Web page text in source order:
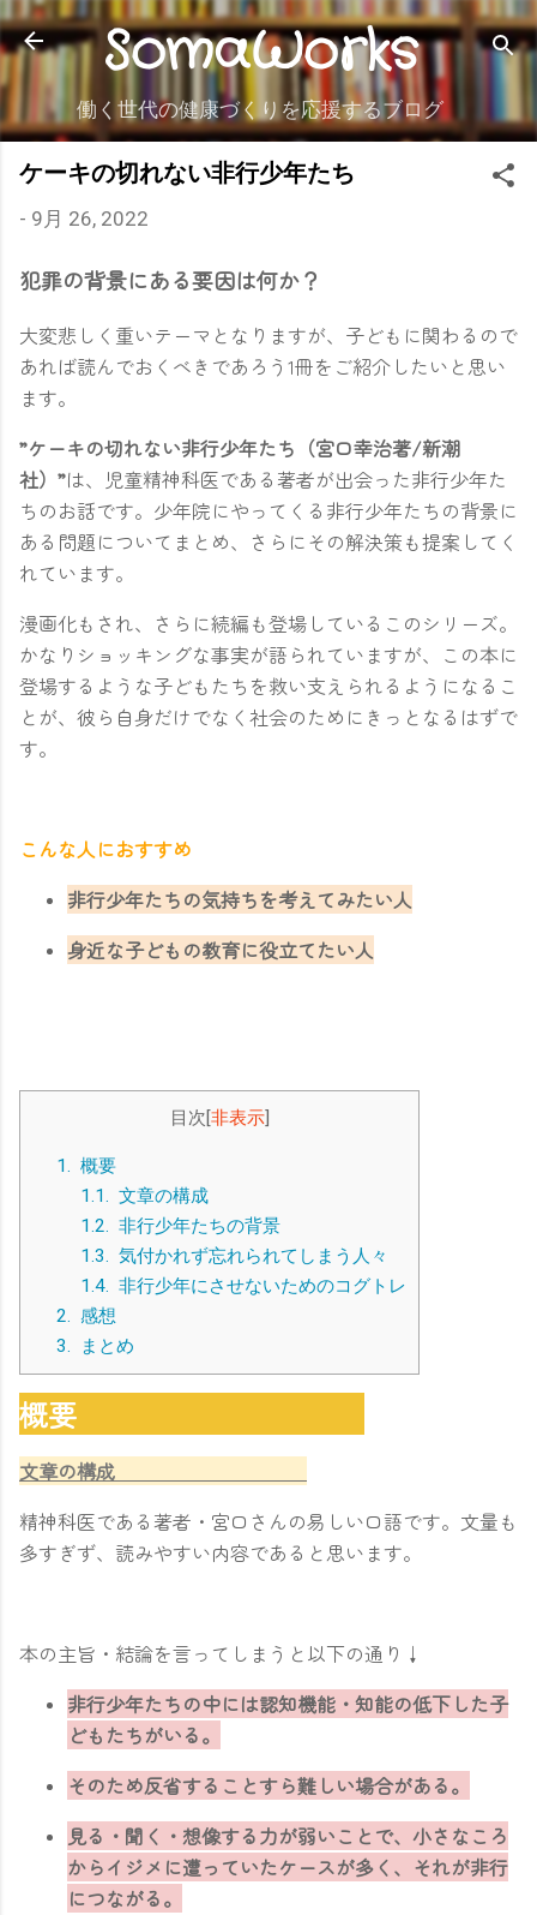
スキップしてメイン コンテンツに移動
SomaWorks
働く世代の健康づくりを応援するブログ
ケーキの切れない非行少年たち
- 9月 26, 2022
犯罪の背景にある要因は何か？
大変悲しく重いテーマとなりますが、子どもに関わるので
あれば読んでおくべきであろう1冊をご紹介したいと思い
ます。
”ケーキの切れない非行少年たち（宮口幸治著/新潮
社）”は、児童精神科医である著者が出会った非行少年た
ちのお話です。少年院にやってくる非行少年たちの背景に
ある問題についてまとめ、さらにその解決策も提案してく
れています。
漫画化もされ、さらに続編も登場しているこのシリーズ。
かなりショッキングな事実が語られていますが、この本に
登場するような子どもたちを救い支えられるようになるこ
とが、彼ら自身だけでなく社会のためにきっとなるはずで
す。
こんな人におすすめ
非行少年たちの気持ちを考えてみたい人
身近な子どもの教育に役立てたい人
目次 非表示]
1. 概要
1.1. 文章の構成
1.2. 非行少年たちの背景
1.3. 気付かれず忘れられてしまう人々
1.4. 非行少年にさせないためのコグトレ
2. 感想
3.
まとめ
概要
文章の構成
精神科医である著者・宮口さんの易しい口語です。文量も
多すぎず、読みやすい内容であると思います。
本の主旨・結論を言ってしまうと以下の通り↓
非行少年たちの中には認知機能・知能の低下した子
どもたちがいる。
そのため反省することすら難しい場合がある。
見る・聞く・想像する力が弱いことで、小さなころ
からイジメに遭っていたケースが多く、それが非行
につながる。